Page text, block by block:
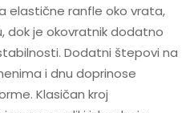
elastične ranfle oko vrata,
dok je okovratnik dodatno
Dodatni štepovi na
i dnu doprinose
Klasičan kroj